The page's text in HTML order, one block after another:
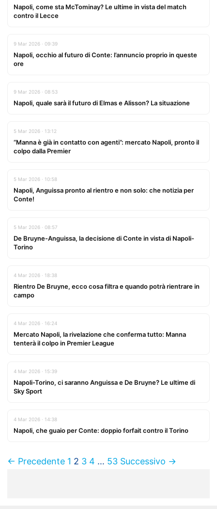
Napoli, come sta McTominay? Le ultime in vista del match
contro il Lecce
9 Mar 2026 · 09:39
Napoli, occhio al futuro di Conte: l’annuncio proprio in queste
ore
9 Mar 2026 · 08:53
Napoli, quale sarà il futuro di Elmas e Alisson? La situazione
5 Mar 2026 · 13:12
“Manna è già in contatto con agenti”: mercato Napoli, pronto il
colpo dalla Premier
5 Mar 2026 · 10:58
Napoli, Anguissa pronto al rientro e non solo: che notizia per
Conte!
5 Mar 2026 · 08:57
De Bruyne-Anguissa, la decisione di Conte in vista di Napoli-
Torino
4 Mar 2026 · 18:38
Rientro De Bruyne, ecco cosa filtra e quando potrà rientrare in
campo
4 Mar 2026 · 16:24
Mercato Napoli, la rivelazione che conferma tutto: Manna
tenterà il colpo in Premier League
4 Mar 2026 · 15:39
Napoli-Torino, ci saranno Anguissa e De Bruyne? Le ultime di
Sky Sport
4 Mar 2026 · 14:38
Napoli, che guaio per Conte: doppio forfait contro il Torino
← Precedente 1 2 3 4 … 53 Successivo →